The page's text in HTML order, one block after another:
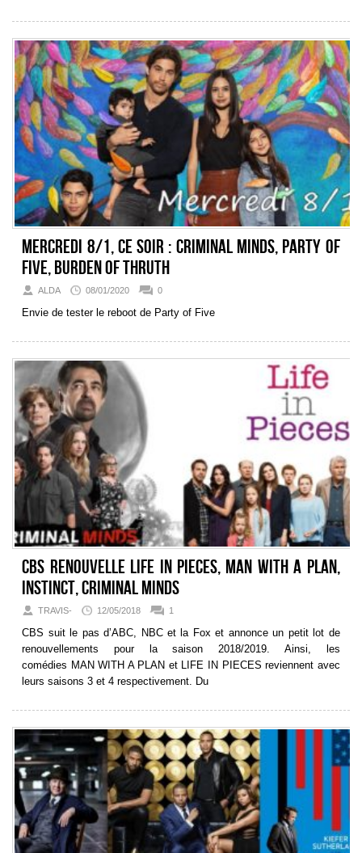
Mercredi 8/1, ce soir : Criminal Minds, Party of
Five, Burden of Thruth
ALDA 08/01/2020 0
Envie de tester le reboot de Party of Five
CBS renouvelle Life In Pieces, Man With A Plan,
Instinct, Criminal Minds
TRAVIS- 12/05/2018 1
CBS suit le pas d’ABC, NBC et la Fox et annonce un petit lot de
renouvellements pour la saison 2018/2019. Ainsi, les
comédies MAN WITH A PLAN et LIFE IN PIECES reviennent avec
leurs saisons 3 et 4 respectivement. Du